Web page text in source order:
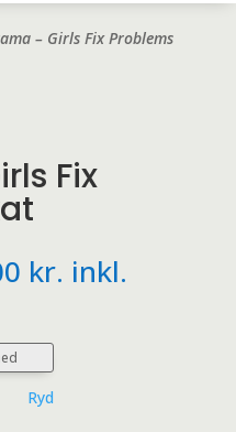
– Girls Fix Problems
Fix
kr. Prisinterval:
119,00 kr.
inkl.
Ryd